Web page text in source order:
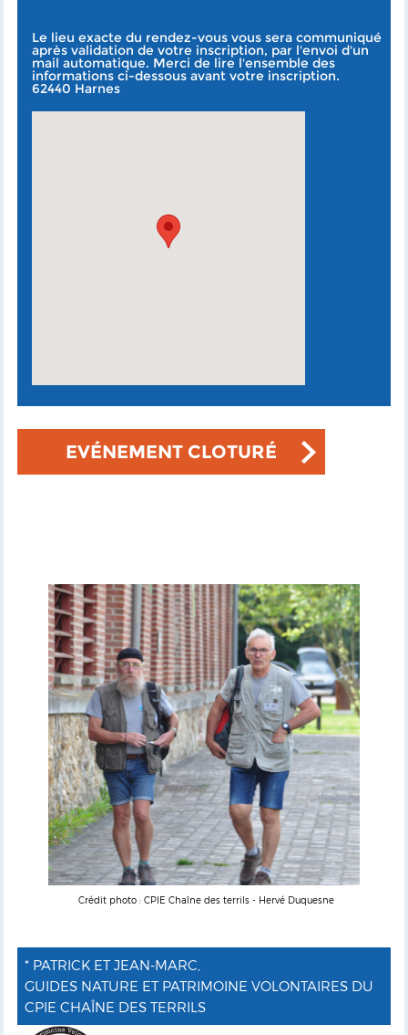
Le lieu exacte du rendez-vous vous sera communiqué
après validation de votre inscription, par l'envoi d'un
mail automatique. Merci de lire l'ensemble des
informations ci-dessous avant votre inscription.
62440 Harnes
EVÉNEMENT CLOTURÉ
Crédit photo : CPIE Chaîne des terrils - Hervé Duquesne
* PATRICK ET JEAN-MARC,
GUIDES NATURE ET PATRIMOINE VOLONTAIRES DU
CPIE CHAÎNE DES TERRILS